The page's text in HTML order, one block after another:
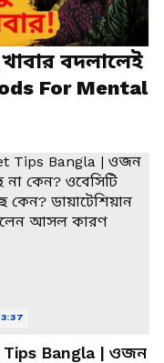
খাবার বদলালেই
For Mental
Tips Bangla | ওজন